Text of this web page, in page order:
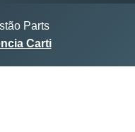
Parts
Carti